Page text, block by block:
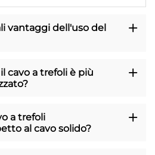
vantaggi dell'uso del
cavo a trefoli è più
a trefoli
al cavo solido?